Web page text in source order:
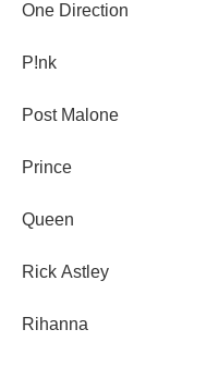
One Direction
P!nk
Post Malone
Prince
Queen
Rick Astley
Rihanna